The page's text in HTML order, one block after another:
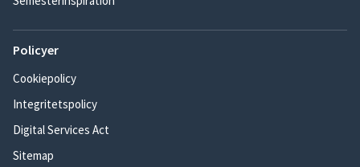
Policyer
Cookiepolicy
Integritetspolicy
Digital Services Act
Sitemap